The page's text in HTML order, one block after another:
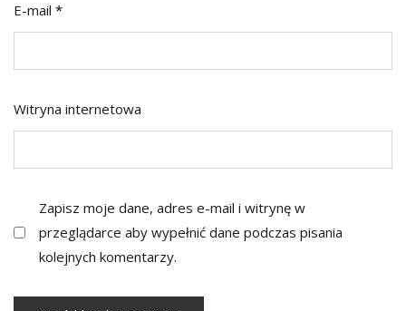
E-mail *
Witryna internetowa
Zapisz moje dane, adres e-mail i witrynę w
przeglądarce aby wypełnić dane podczas pisania
kolejnych komentarzy.